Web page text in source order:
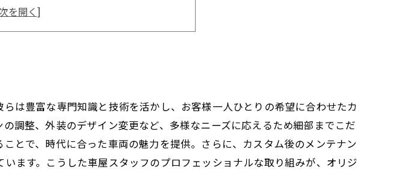
の車両カスタムスタイル紹介
ムカーを支えるスタッフのこだわり
！プロが支えるカスタムの世界
は豊富な専門知識と技術を活かし、お客様一人ひとりの希望に合わせたカ
調整、外装のデザイン変更など、多様なニーズに応えるため細部までこだ
とで、時代に合った車両の魅力を提供。さらに、カスタム後のメンテナン
ます。こうした車屋スタッフのプロフェッショナルな取り組みが、オリジ